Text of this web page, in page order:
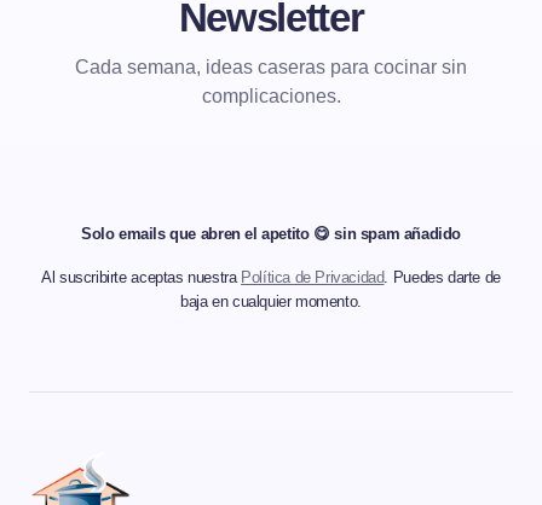
Newsletter
Cada semana, ideas caseras para cocinar sin
complicaciones.
Solo emails que abren el apetito 😋 sin spam añadido
Al suscribirte aceptas nuestra Política de Privacidad. Puedes darte de
baja en cualquier momento.